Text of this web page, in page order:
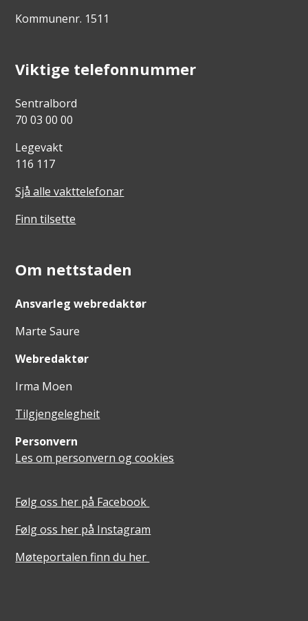
Kommunenr. 1511
Viktige telefonnummer
Sentralbord
70 03 00 00
Legevakt
116 117
Sjå alle vakttelefonar
Finn tilsette
Om nettstaden
Ansvarleg webredaktør
Marte Saure
Webredaktør
Irma Moen
Tilgjengelegheit
Personvern
Les om personvern og cookies
Følg oss her på Facebook
Følg oss her på Instagram
Møteportalen finn du her